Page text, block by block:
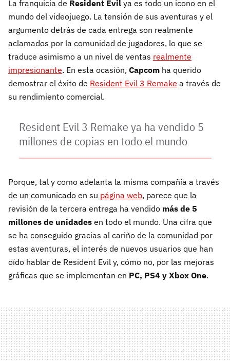
La franquicia de Resident Evil ya es todo un icono en el
mundo del videojuego. La tensión de sus aventuras y el
argumento detrás de cada entrega son realmente
aclamados por la comunidad de jugadores, lo que se
traduce asimismo a un nivel de ventas realmente
impresionante. En esta ocasión, Capcom ha querido
demostrar el éxito de Resident Evil 3 Remake a través de
su rendimiento comercial.
Resident Evil 3 Remake ya ha vendido 5
millones de copias en todo el mundo
Porque, tal y como adelanta la misma compañía a través
de un comunicado en su página web, parece que la
revisión de la tercera entrega ha vendido más de 5
millones de unidades en todo el mundo. Una cifra que
se ha conseguido gracias al cariño de la comunidad por
estas aventuras, el interés de nuevos usuarios que han
oído hablar de Resident Evil y, cómo no, por las mejoras
gráficas que se implementan en PC, PS4 y Xbox One.